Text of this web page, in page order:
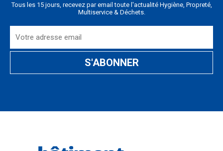
Tous les 15 jours, recevez par email toute l'actualité Hygiène, Propreté,
Multiservice & Déchets.